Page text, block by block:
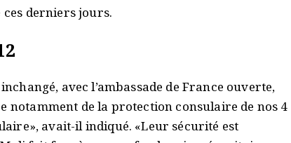
ces derniers jours.
avec l’ambassade de France ouverte,
notamment de la protection consulaire de nos 4
avait-il indiqué. «Leur sécurité est